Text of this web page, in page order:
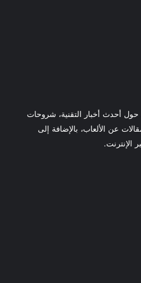
أحدث أخبار التقنية، شروحات
عن الألعاب، بالإضافة إلى
الإنترنت.